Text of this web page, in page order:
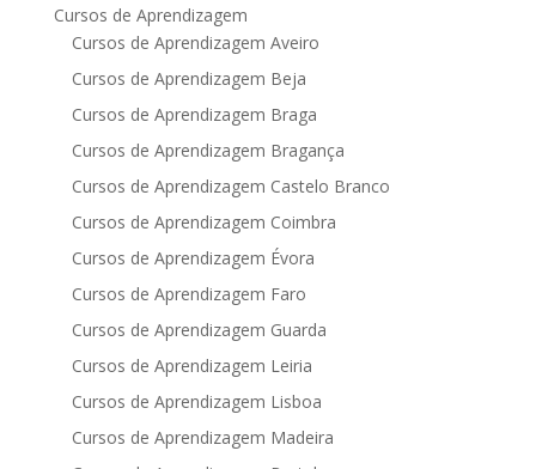
Cursos de Aprendizagem
Cursos de Aprendizagem Aveiro
Cursos de Aprendizagem Beja
Cursos de Aprendizagem Braga
Cursos de Aprendizagem Bragança
Cursos de Aprendizagem Castelo Branco
Cursos de Aprendizagem Coimbra
Cursos de Aprendizagem Évora
Cursos de Aprendizagem Faro
Cursos de Aprendizagem Guarda
Cursos de Aprendizagem Leiria
Cursos de Aprendizagem Lisboa
Cursos de Aprendizagem Madeira